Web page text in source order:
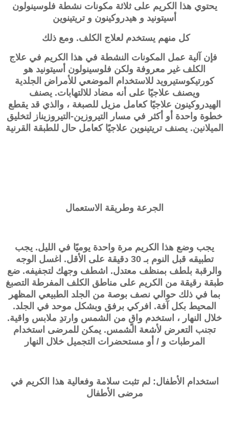
يحتوي هذا الكريم على ثلاثة مكونات نشطة فلوسينولون
أسيتونيد و هيدروكينون و تريتينوين
كل منهم يستخدم لعلاج الكلف. ومع ذلك
فإن آلية عمل المكونات النشطة في هذا الكريم في علاج
الكلف غير معروفة ولكن فلوسينولون أسيتونيد هو
كورتيكوستيرويد للاستخدام الموضعي للأمراض الجلدية
ويصنف علاجيًا على أنه مضاد للالتهابات. يصنف
الهيدروكينون علاجيًا كعامل مزيل للصبغة ، والذي قد يقطع
خطوة واحدة أو أكثر في مسار التيروزين-التيروزيناز لتخليق
الميلانين. يصنف تريتينوين علاجيًا كعامل حال للطبقة القرنية
الجرعة وطريقة الاستعمال
يجب وضع هذا الكريم مرة واحدة يوميًا في الليل. يجب
تطبيقه قبل النوم بـ 30 دقيقة على الأقل. اغسل الوجه
والرقبة بلطف بمنظف معتدل. اشطف وجهك لتجفيفه. ضع
طبقة رقيقة من الكريم على مناطق الكلف المفرطة التصبغ
بما في ذلك حوالي نصف بوصة من الجلد الطبيعي المظهر
المحيط بكل آفة. افركي برفق وبشكل موحد في الجلد.
خلال النهار ، استخدم واقٍ من الشمس وارتدِ ملابس واقية.
تجنب التعرض لأشعة الشمس. يمكن للمرضى استخدام
المرطبات و / أو مستحضرات التجميل خلال النهار
استخدام الأطفال: لم تثبت سلامة وفعالية هذا الكريم في
مرضى الأطفال